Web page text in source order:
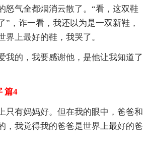
怒气全都烟消云散了。“看，这双鞋
”，诈一看，我还以为是一双新鞋，
界上最好的鞋，我哭了。
我的，我要感谢他，是他让我知道了
篇4
只有妈妈好。但在我的眼中，爸爸和
，我觉得我的爸爸是世界上最好的爸